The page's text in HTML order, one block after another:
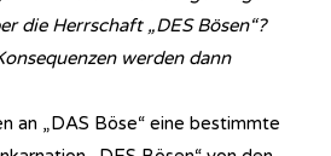
die Herrschaft „DES Bösen“?
werden dann
an „DAS Böse“ eine bestimmte